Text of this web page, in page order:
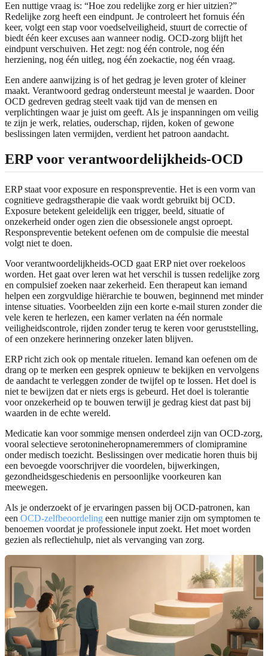
Een nuttige vraag is: “Hoe zou redelijke zorg er hier uitzien?”
Redelijke zorg heeft een eindpunt. Je controleert het fornuis één
keer, volgt een stap voor voedselveiligheid, stuurt de correctie of
biedt één keer excuses aan wanneer nodig. OCD-zorg blijft het
eindpunt verschuiven. Het zegt: nog één controle, nog één
herziening, nog één uitleg, nog één zoekactie, nog één vraag.
Een andere aanwijzing is of het gedrag je leven groter of kleiner
maakt. Verantwoord gedrag ondersteunt meestal je waarden. Door
OCD gedreven gedrag steelt vaak tijd van de mensen en
verplichtingen waar je juist om geeft. Als je inspanningen om veilig
te zijn je werk, relaties, ouderschap, rijden, koken of gewone
beslissingen laten vermijden, verdient het patroon aandacht.
ERP voor verantwoordelijkheids-OCD
ERP staat voor exposure en responspreventie. Het is een vorm van
cognitieve gedragstherapie die vaak wordt gebruikt bij OCD.
Exposure betekent geleidelijk een trigger, beeld, situatie of
onzekerheid onder ogen zien die obsessionele angst oproept.
Responspreventie betekent oefenen om de compulsie die meestal
volgt niet te doen.
Voor verantwoordelijkheids-OCD gaat ERP niet over roekeloos
worden. Het gaat over leren wat het verschil is tussen redelijke zorg
en compulsief zoeken naar zekerheid. Een therapeut kan iemand
helpen een zorgvuldige hiërarchie te bouwen, beginnend met minder
intense situaties. Voorbeelden zijn een korte e-mail sturen zonder die
vele keren te herlezen, een kamer verlaten na één normale
veiligheidscontrole, rijden zonder terug te keren voor geruststelling,
of een onzekere herinnering onzeker laten blijven.
ERP richt zich ook op mentale rituelen. Iemand kan oefenen om de
drang op te merken een gesprek opnieuw te bekijken en vervolgens
de aandacht te verleggen zonder de twijfel op te lossen. Het doel is
niet te bewijzen dat er niets ergs is gebeurd. Het doel is tolerantie
voor onzekerheid op te bouwen terwijl je gedrag kiest dat past bij
waarden in de echte wereld.
Medicatie kan voor sommige mensen onderdeel zijn van OCD-zorg,
vooral selectieve serotonineheropnameremmers of clomipramine
onder medisch toezicht. Beslissingen over medicatie horen thuis bij
een bevoegde voorschrijver die voordelen, bijwerkingen,
gezondheidsgeschiedenis en persoonlijke voorkeuren kan
meewegen.
Als je onderzoekt of je ervaringen passen bij OCD-patronen, kan
een OCD-zelfbeoordeling een nuttige manier zijn om symptomen te
benoemen voordat je professionele input zoekt. Het moet worden
gezien als reflectiehulp, niet als vervanging van zorg.